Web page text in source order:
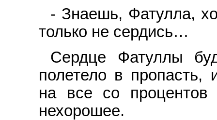
- Знаешь, Фатулла,
только не сердись…
Сердце Фатуллы
полетело в пропасть,
на все со процентов
нехорошее.